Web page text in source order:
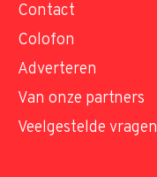
Contact
Colofon
Adverteren
Van onze partners
Veelgestelde vragen